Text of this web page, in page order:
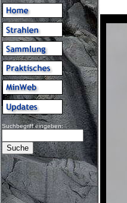
Suchbegriff eingeben: